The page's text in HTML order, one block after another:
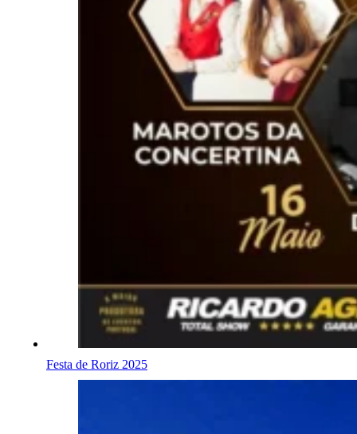
Festa de Roriz 2025